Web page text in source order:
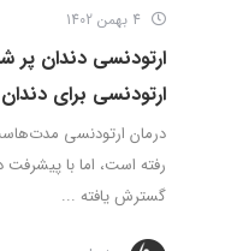
ارتودنسی دندان
ارتودنسی برای
درمان ارتودنسی
رفته است، اما با پیشرفت
گسترش یافته ...